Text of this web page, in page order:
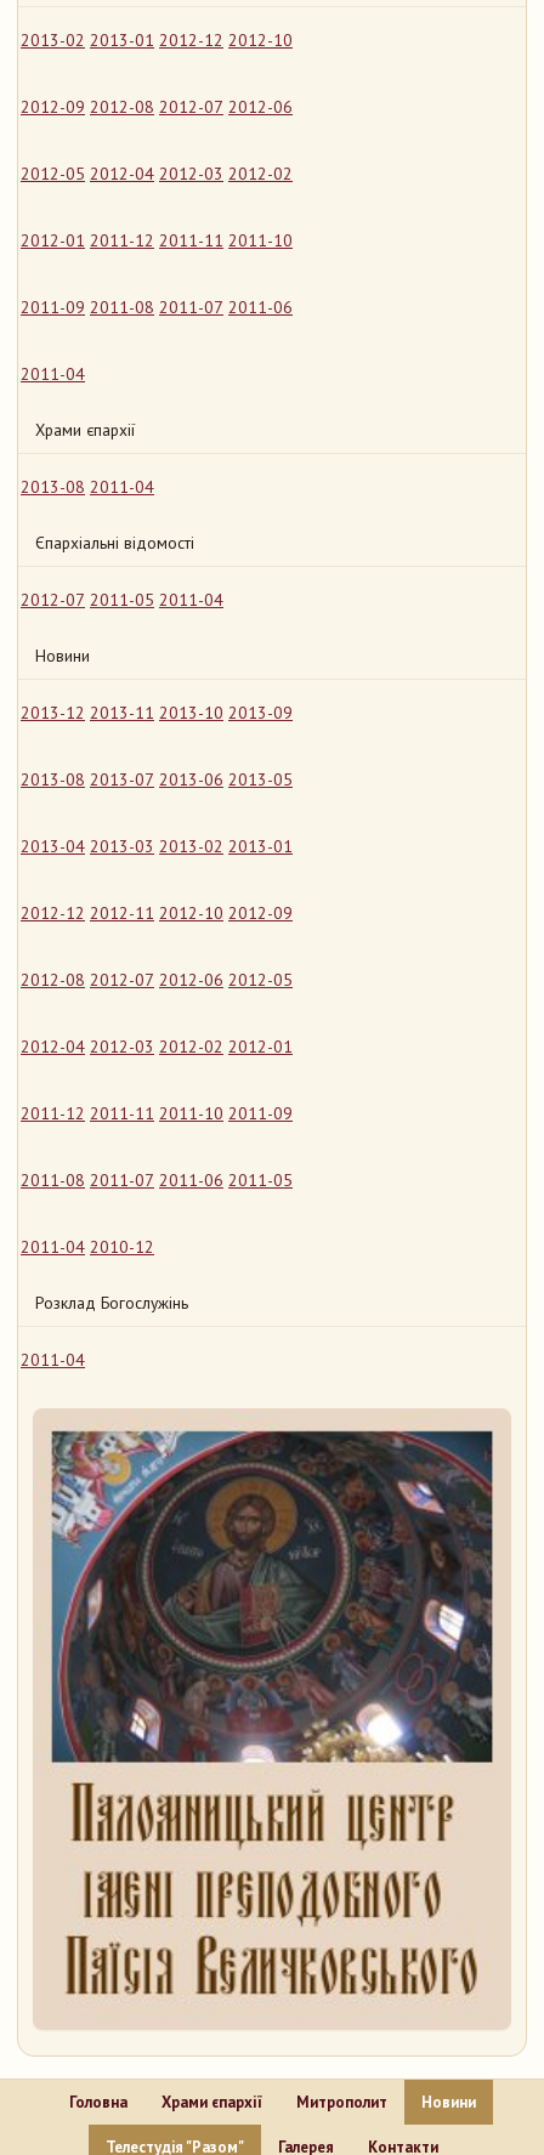
2013-02 2013-01 2012-12 2012-10
2012-09 2012-08 2012-07 2012-06
2012-05 2012-04 2012-03 2012-02
2012-01 2011-12 2011-11 2011-10
2011-09 2011-08 2011-07 2011-06
2011-04
Храми єпархії
2013-08 2011-04
Єпархіальні відомості
2012-07 2011-05 2011-04
Новини
2013-12 2013-11 2013-10 2013-09
2013-08 2013-07 2013-06 2013-05
2013-04 2013-03 2013-02 2013-01
2012-12 2012-11 2012-10 2012-09
2012-08 2012-07 2012-06 2012-05
2012-04 2012-03 2012-02 2012-01
2011-12 2011-11 2011-10 2011-09
2011-08 2011-07 2011-06 2011-05
2011-04 2010-12
Розклад Богослужінь
2011-04
Головна Храми єпархії Митрополит Новини
Телестудія "Разом" Галерея Контакти